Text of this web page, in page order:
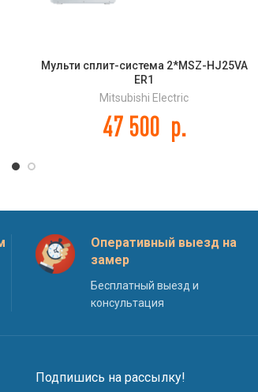
Мульти сплит-система 2*MSZ-HJ25VA
ER1
Mitsubishi Electric
47 500 р.
Оперативный выезд на
замер
Бесплатный выезд и
консультация
Подпишись на рассылку!